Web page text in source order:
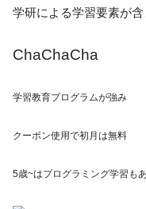
学研による学習要素が含
ChaChaCha
学習教育プログラムが強み
クーポン使用で初月は無料
5歳~はプログラミング学習 も